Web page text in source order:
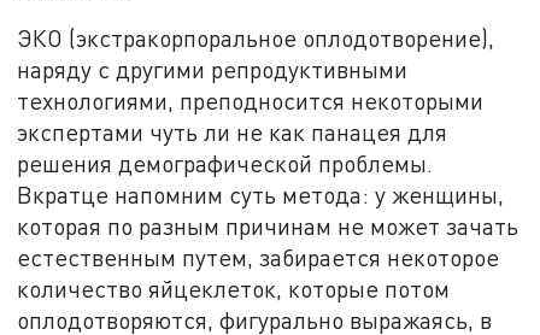
ЭКО (экстракорпоральное оплодотворение),
наряду с другими репродуктивными
технологиями, преподносится некоторыми
экспертами чуть ли не как панацея для
решения демографической проблемы.
Вкратце напомним суть метода: у женщины,
которая по разным причинам не может зачать
естественным путем, забирается некоторое
количество яйцеклеток, которые потом
оплодотворяются, фигурально выражаясь, в